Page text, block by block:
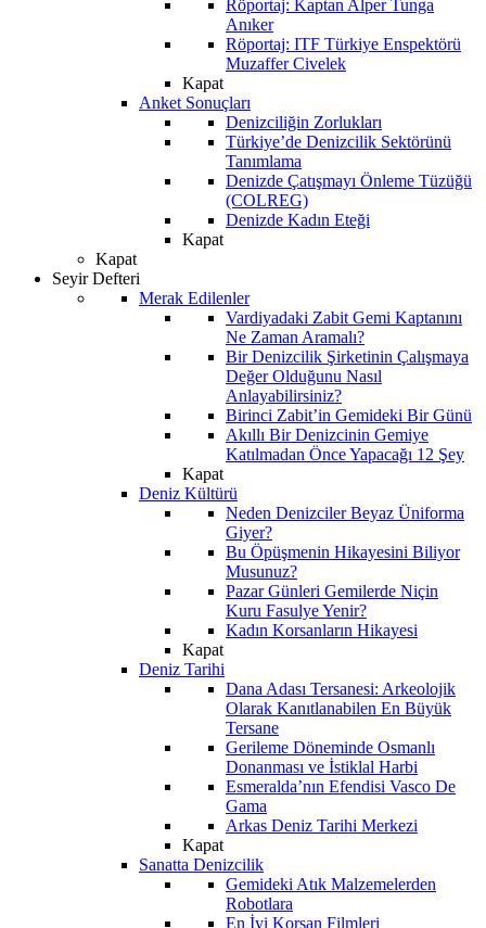
Röportaj: Kaptan Alper Tunga
Anıker
Röportaj: ITF Türkiye Enspektörü
Muzaffer Civelek
Kapat
Anket Sonuçları
Denizciliğin Zorlukları
Türkiye’de Denizcilik Sektörünü
Tanımlama
Denizde Çatışmayı Önleme Tüzüğü
(COLREG)
Denizde Kadın Eteği
Kapat
Kapat
Seyir Defteri
Merak Edilenler
Vardiyadaki Zabit Gemi Kaptanını
Ne Zaman Aramalı?
Bir Denizcilik Şirketinin Çalışmaya
Değer Olduğunu Nasıl
Anlayabilirsiniz?
Birinci Zabit’in Gemideki Bir Günü
Akıllı Bir Denizcinin Gemiye
Katılmadan Önce Yapacağı 12 Şey
Kapat
Deniz Kültürü
Neden Denizciler Beyaz Üniforma
Giyer?
Bu Öpüşmenin Hikayesini Biliyor
Musunuz?
Pazar Günleri Gemilerde Niçin
Kuru Fasulye Yenir?
Kadın Korsanların Hikayesi
Kapat
Deniz Tarihi
Dana Adası Tersanesi: Arkeolojik
Olarak Kanıtlanabilen En Büyük
Tersane
Gerileme Döneminde Osmanlı
Donanması ve İstiklal Harbi
Esmeralda’nın Efendisi Vasco De
Gama
Arkas Deniz Tarihi Merkezi
Kapat
Sanatta Denizcilik
Gemideki Atık Malzemelerden
Robotlara
En İyi Korsan Filmleri